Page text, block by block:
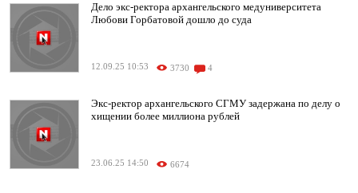
Дело экс-ректора архангельского медуниверситета
Любови Горбатовой дошло до суда
12.09.25 10:53 3730 4
Экс-ректор архангельского СГМУ задержана по делу о
хищении более миллиона рублей
23.06.25 14:50 6674